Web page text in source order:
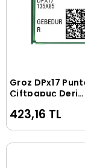
Sepete
Groz DPx17
Çiftpapuç Deri
Gebedur
423,16 TL